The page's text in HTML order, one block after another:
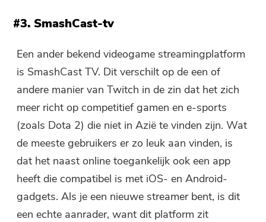
#3. SmashCast-tv
Een ander bekend videogame streamingplatform
is SmashCast TV. Dit verschilt op de een of
andere manier van Twitch in de zin dat het zich
meer richt op competitief gamen en e-sports
(zoals Dota 2) die niet in Azië te vinden zijn. Wat
de meeste gebruikers er zo leuk aan vinden, is
dat het naast online toegankelijk ook een app
heeft die compatibel is met iOS- en Android-
gadgets. Als je een nieuwe streamer bent, is dit
een echte aanrader, want dit platform zit